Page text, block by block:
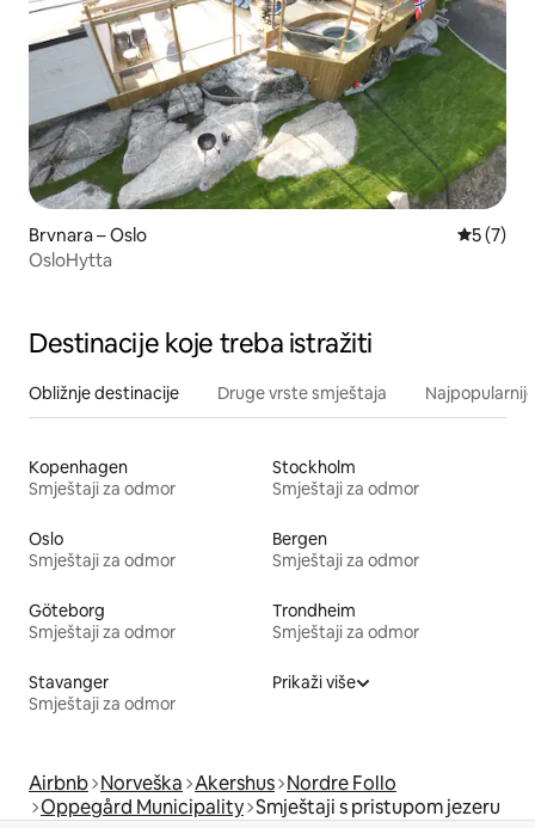
Brvnara – Oslo
5 (7)
OsloHytta
Destinacije koje treba istražiti
Obližnje destinacije Druge vrste smještaja
Kopenhagen
Smještaji za odmor
Stockholm
Smještaji za odmor
Oslo
Smještaji za odmor
Bergen
Smještaji za odmor
Göteborg
Smještaji za odmor
Trondheim
Smještaji za odmor
Stavanger
Smještaji za odmor
Prikaži više
Airbnb Norveška Akershus Nordre Follo
Oppegård Municipality Smještaji s pristupom jezeru